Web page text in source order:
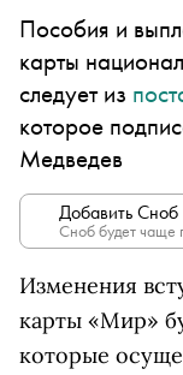
Пособия и
карты
следует из
которое
Медведев
Добавить Сноб
Сноб будет чаще
Изменения
карты «Мир»
которые